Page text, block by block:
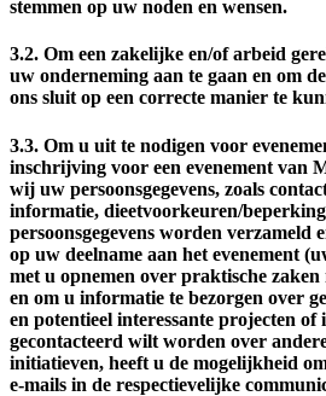
stemmen op uw noden en wensen.
3.2. Om een zakelijke en/of arbeid
uw onderneming aan te gaan en om
ons sluit op een correcte manier te
3.3. Om u uit te nodigen voor
inschrijving voor een evenement van
wij uw persoonsgegevens, zoals
informatie, dieetvoorkeuren/
persoonsgegevens worden verzameld
op uw deelname aan het evenement
met u opnemen over praktische
en om u informatie te bezorgen over
en potentieel interessante projecten
gecontacteerd wilt worden over
initiatieven, heeft u de mogelijkheid
e-mails in de respectievelijke